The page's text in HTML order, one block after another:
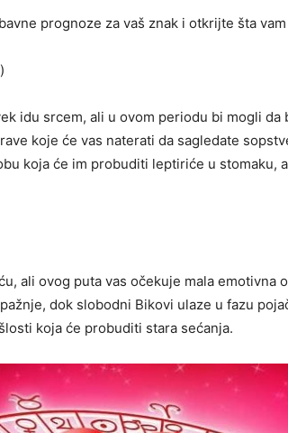
prognoze za vaš znak i otkrijte šta
idu srcem, ali u ovom periodu bi mogli da
koje će vas naterati da sagledate
koja će im probuditi leptiriće u stomaku,
ali ovog puta vas očekuje mala emotivna
dok slobodni Bikovi ulaze u fazu
koja će probuditi stara sećanja.